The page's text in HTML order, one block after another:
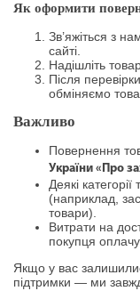
Як оформити
Зв’яжіться з
сайті.
Надішліть
Після
обміняємо
Важливо
Повернення
України «Про
Деякі
(наприклад,
товари).
Витрати на
покупця
Якщо у вас
підтримки — ми